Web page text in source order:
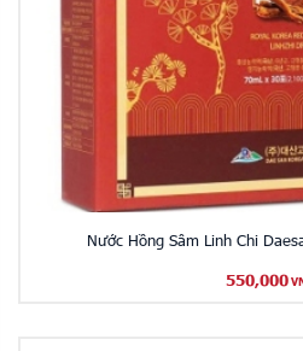
Nước Hồng Sâm Linh Chi
550,000